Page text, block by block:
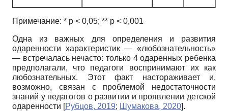
Примечание: * p < 0,05; ** p < 0,001
Одна из важных для определения и развития
одаренности характеристик — «любознательность»
— встречалась нечасто: только 4 одаренных ребенка
предполагали, что педагоги воспринимают их как
любознательных. Этот факт настораживает и,
возможно, связан с проблемой недостаточности
знаний у педагогов о развитии и проявлении детской
одаренности [Рубцов, 2019; Шумакова, 2020].